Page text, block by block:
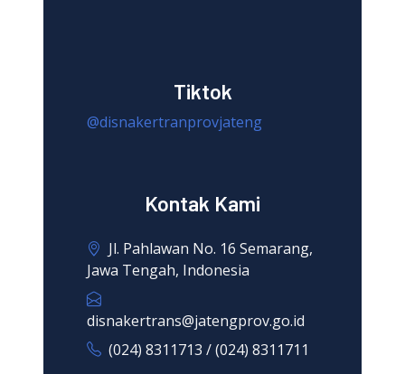
Tiktok
@disnakertranprovjateng
Kontak Kami
Jl. Pahlawan No. 16 Semarang,
Jawa Tengah, Indonesia
disnakertrans@jatengprov.go.id
(024) 8311713 / (024) 8311711